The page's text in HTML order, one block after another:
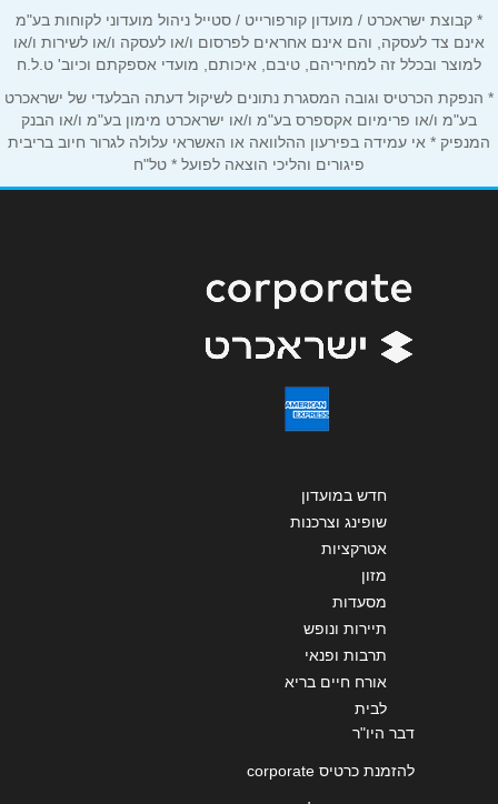
נושא*
אנא חזרו אלי בקשר ל...
הודעה*
שליחה
* קבוצת ישראכרט / מועדון קורפורייט / סטייל ניהול מועדוני לקוחות בע"מ
אינם צד לעסקה, והם אינם אחראים לפרסום ו/או לעסקה ו/או לשירות ו/או
למוצר ובכלל זה למחיריהם, טיבם, איכותם, מועדי אספקתם וכיוב' ט.ל.ח
* הנפקת הכרטיס וגובה המסגרת נתונים לשיקול דעתה הבלעדי של ישראכרט
בע"מ ו/או פרימיום אקספרס בע"מ ו/או ישראכרט מימון בע"מ ו/או הבנק
המנפיק * אי עמידה בפירעון ההלוואה או האשראי עלולה לגרור חיוב בריבית
פיגורים והליכי הוצאה לפועל * טל"ח
חדש במועדון
שופינג וצרכנות
אטרקציות
מזון
מסעדות
תיירות ונופש
תרבות ופנאי
אורח חיים בריא
לבית
דבר היו"ר
להזמנת כרטיס corporate